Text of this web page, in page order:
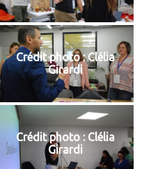
Crédit photo : Clélia
Girardi
Crédit photo : Clélia
Girardi